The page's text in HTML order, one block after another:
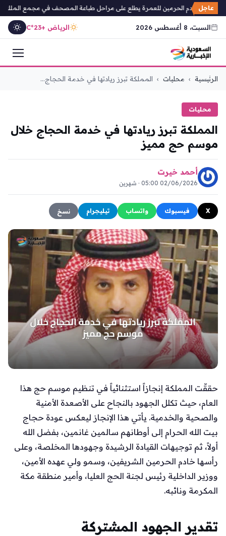
عاجلخادم الحرمين للعمرة يطلع على مراحل طباعة المصحف في مجمع الملك فهد
السبت، 8 أغسطس 2026 الرياض +23°C
التجاوز
الرئيسية › محليات › المملكة تبرز ريادتها في خدمة الحجاج...
محليات
المملكة تبرز ريادتها في خدمة الحجاج خلال
موسم حج مميز
أحمد خيرت
02/06/2026 05:00 · شهرين
X فيسبوك واتساب تيليجرام نسخ
حققّت المملكة إنجازاً استثنائياً في تنظيم موسم حج هذا
العام، حيث تكلل الجهود بالنجاح على الأصعدة الأمنية
والصحية والخدمية. يأتي هذا الإنجاز ليعكس عودة حجاج
بيت الله الحرام إلى أوطانهم سالمين غانمين، بفضل الله
أولاً، ثم توجيهات القيادة الرشيدة وجهودها المخلصة، وعلى
رأسها خادم الحرمين الشريفين، وسمو ولي عهده الأمين،
ووزير الداخلية رئيس لجنة الحج العليا، وأمير منطقة مكة
المكرمة ونائبه.
تقدير الجهود المشتركة